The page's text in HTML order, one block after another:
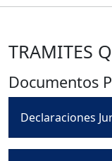
TRAMITES
Documentos
Declaraciones